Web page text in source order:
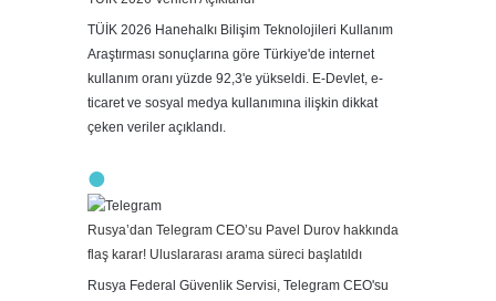
TÜİK 2026 Hanehalkı Bilişim Teknolojileri Kullanım
Araştırması sonuçlarına göre Türkiye'de internet
kullanım oranı yüzde 92,3'e yükseldi. E-Devlet, e-
ticaret ve sosyal medya kullanımına ilişkin dikkat
çeken veriler açıklandı.
Rusya’dan Telegram CEO’su Pavel Durov hakkında
flaş karar! Uluslararası arama süreci başlatıldı
Rusya Federal Güvenlik Servisi, Telegram CEO'su